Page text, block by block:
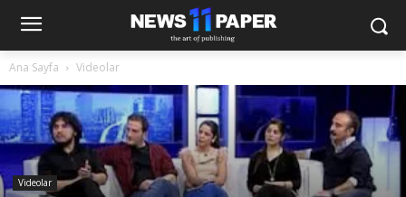
Ana Sayfa Videolar
Videolar